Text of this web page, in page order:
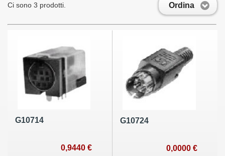
Ordina
Ci sono 3 prodotti.
G10714
0,9440 €
G10724
0,0000 €